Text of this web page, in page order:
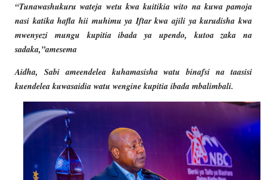
“Tunawashukuru wateja wetu kwa kuitikia wito na kuwa pamoja
nasi katika hafla hii muhimu ya Iftar kwa ajili ya kurudisha kwa
mwenyezi mungu kupitia ibada ya upendo, kutoa zaka na
sadaka,”amesema
Aidha, Sabi ameendelea kuhamasisha watu binafsi na taasisi
kuendelea kuwasaidia watu wengine kupitia ibada mbalimbali.